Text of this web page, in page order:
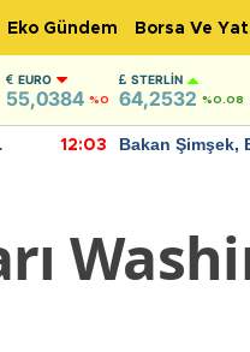
Eko Gündem Borsa Ve
EURO
55,0384 %0
STERLIN
64,2532 %0.08
12:03
Bakan Şimşek,